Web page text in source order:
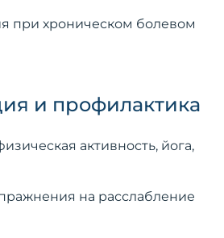
при хроническом болевом
и профилактика
активность, йога,
на расслабление